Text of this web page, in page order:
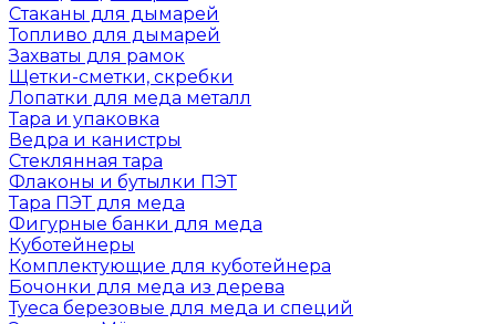
Стаканы для дымарей
Топливо для дымарей
Захваты для рамок
Щетки-сметки, скребки
Лопатки для меда металл
Тара и упаковка
Ведра и канистры
Стеклянная тара
Флаконы и бутылки ПЭТ
Тара ПЭТ для меда
Фигурные банки для меда
Куботейнеры
Комплектующие для куботейнера
Бочонки для меда из дерева
Туеса березовые для меда и специй